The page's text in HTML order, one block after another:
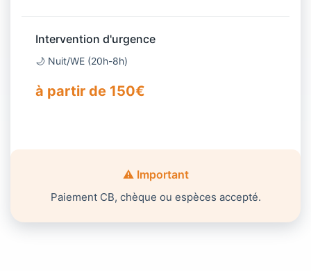
Intervention d'urgence
🌙 Nuit/WE (20h-8h)
à partir de 150€
⚠️ Important
Paiement CB, chèque ou espèces accepté.